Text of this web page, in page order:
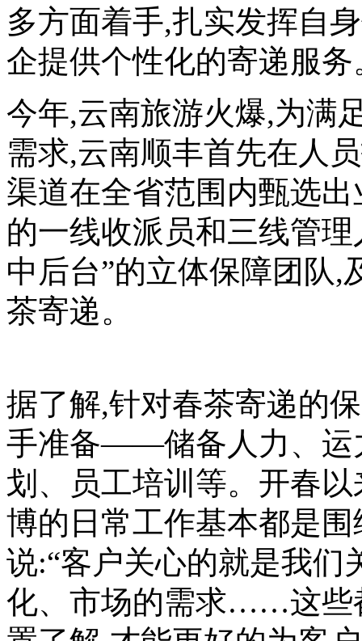
多方面着手,扎实发挥自
企提供个性化的寄递服务
今年,云南旅游火爆,为满
需求,云南顺丰首先在人
渠道在全省范围内甄选
的一线收派员和三线管
中后台”的立体保障团队,
茶寄递。
据了解,针对春茶寄递的
手准备——储备人力、运
划、员工培训等。开春
博的日常工作基本都是
说:“客户关心的就是我们
化、市场的需求……这些